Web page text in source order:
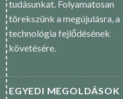
tudásunkat. Folyamatosan
törekszünk a megújulásra, a
technológia fejlődésének
követésére.
EGYEDI MEGOLDÁSOK